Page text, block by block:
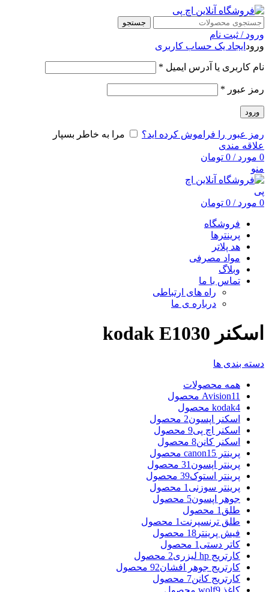
جستجو
ورود / ثبت نام
ورود ایجاد یک حساب کاربری
نام کاربری یا آدرس ایمیل *
رمز عبور *
ورود
رمز عبور را فراموش کرده اید؟
مرا به خاطر بسپار
علاقه مندی
0 مورد /
0 تومان
منو
0 مورد /
0 تومان
فروشگاه
پرینترها
هد پلاتر
مواد مصرفی
وبلاگ
تماس با ما
راه های ارتباطی
درباره ی ما
اسکنر kodak E1030
دسته بندی ها
همه محصولات
Avision11 محصول
kodak4 محصول
اسکنر اپسون2 محصول
اسکنر اچ پی9 محصول
اسکنر کانن8 محصول
پرینتر canon 15 محصول
پرینتر اپسون 31 محصول
پرینتر استوک39 محصول
پرینتر سوزنی 1 محصول
جوهر اپسون5 محصول
طلق 1 محصول
طلق ترنسپرنت 1 محصول
فیش پرینتر 18 محصول
کاتر دستی 1 محصول
کارتریج hp لیزری
2 محصول
کارتریج جوهر افشان92 محصول
کارتریج کانن7 محصول
کاغذ wolf 9 محصول